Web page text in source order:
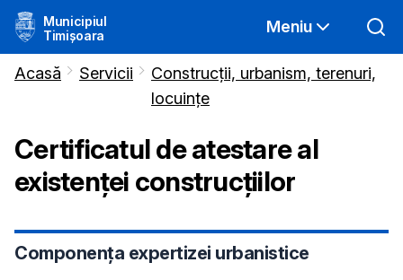
Municipiul
Timișoara
Meniu
Acasă Servicii
Construcții, urbanism, terenuri,
locuințe
Certificatul de atestare al
existenței construcțiilor
Componența expertizei urbanistice